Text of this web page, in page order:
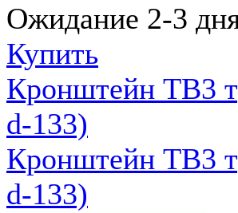
Ожидание 2-3
Купить
Кронштейн ТВ3
d-133)
Кронштейн ТВ3
d-133)